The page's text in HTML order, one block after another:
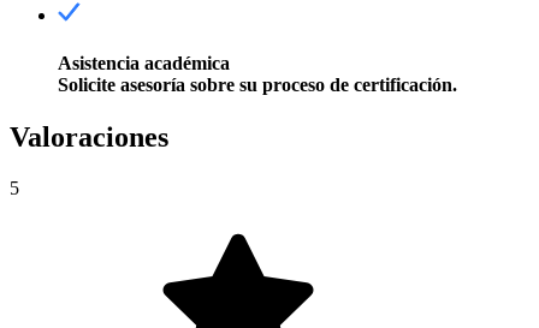
Asistencia académica
Solicite asesoría sobre su proceso de certificación.
Valoraciones
5